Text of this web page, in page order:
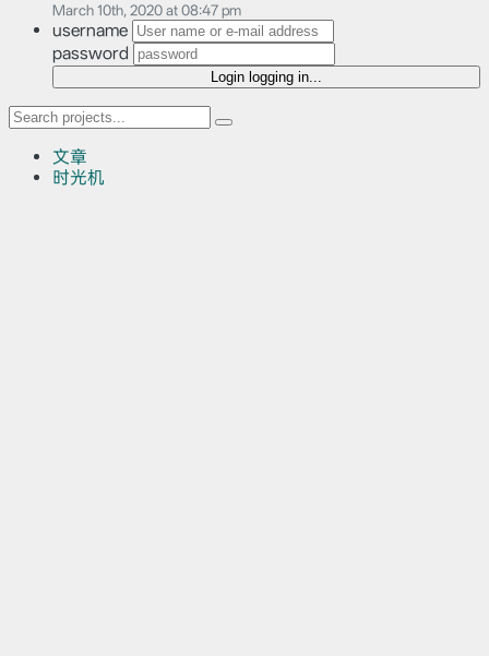
March 10th, 2020 at 08:47 pm
username
password
Login logging in...
文章
时光机